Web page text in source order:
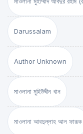
Darussalam
Author Unknown
মাওলানা মুহিউদ্দীন খান
মাওলানা আবদুল্লাহ আল ফারূক